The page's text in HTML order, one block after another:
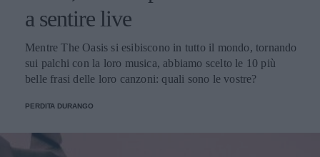
a sentire live
Mentre The Oasis si esibiscono in tutto il mondo, tornando
sui palchi con la loro musica, abbiamo scelto le 10 più
belle frasi delle loro canzoni: quali sono le vostre?
PERDITA DURANGO